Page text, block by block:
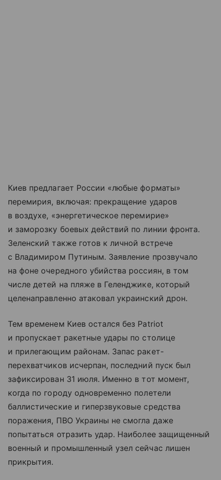
Киев предлагает России «любые форматы»
перемирия, включая: прекращение ударов
в воздухе, «энергетическое перемирие»
и заморозку боевых действий по линии фронта.
Зеленский также готов к личной встрече
с Владимиром Путиным. Заявление прозвучало
на фоне очередного убийства россиян, в том
числе детей на пляже в Геленджике, который
целенаправленно атаковал украинский дрон.
Тем временем Киев остался без Patriot
и пропускает ракетные удары по столице
и прилегающим районам. Запас ракет-
перехватчиков исчерпан, последний пуск был
зафиксирован 31 июля. Именно в тот момент,
когда по городу одновременно полетели
баллистические и гиперзвуковые средства
поражения, ПВО Украины не смогла даже
попытаться отразить удар. Наиболее защищенный
военный и промышленный узел сейчас лишен
прикрытия.